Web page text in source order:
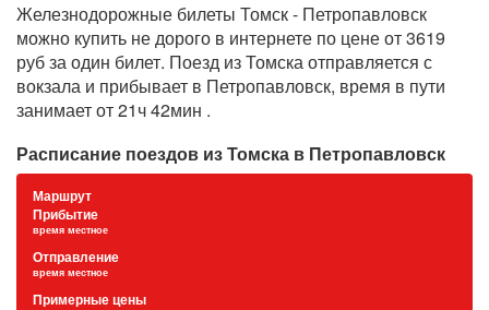
Железнодорожные билеты Томск - Петропавловск
можно купить не дорого в интернете по цене от 3619
руб за один билет. Поезд из Томска отправляется с
вокзала и прибывает в Петропавловск, время в пути
занимает от 21ч 42мин .
Расписание поездов из Томска в Петропавловск
Маршрут
Прибытие
время местное
Отправление
время местное
Примерные цены